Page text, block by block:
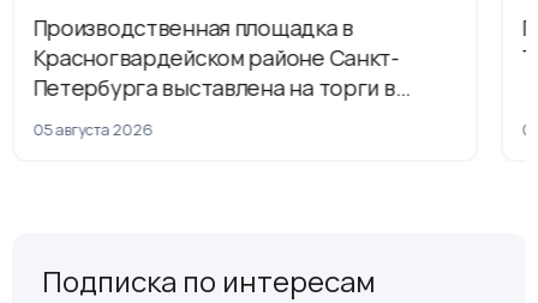
Производственная площадка в
Красногвардейском районе Санкт-
Петербурга выставлена на торги в
рамках приватизации
05 августа 2026
Подписка по интересам